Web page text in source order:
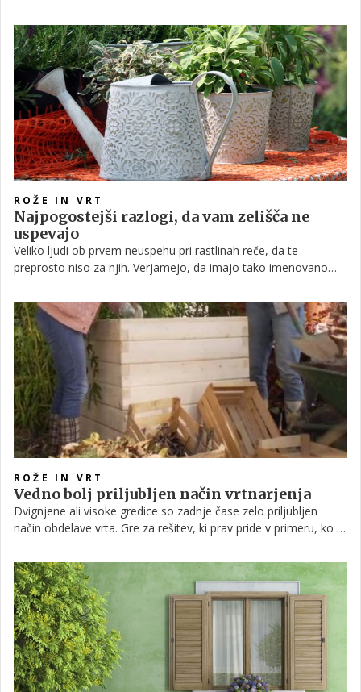
prostor, na primer okensko polico.
ROŽE IN VRT
Najpogostejši razlogi, da vam zelišča ne
uspevajo
Veliko ljudi ob prvem neuspehu pri rastlinah reče, da te
preprosto niso za njih. Verjamejo, da imajo tako imenovano
mnogi radi verjamemo, da so zelo enostavne za vzgojo.
Poglejmo si, zakaj ni tako in kateri dejavniki so tisti, ki
pripomorejo, da zelišča ne uspevajo tako, kot bi lahko.
ROŽE IN VRT
Vedno bolj priljubljen način vrtnarjenja
Dvignjene ali visoke gredice so zadnje čase zelo priljubljen
način obdelave vrta. Gre za rešitev, ki prav pride v primeru, ko je
Če tudi vi razmišljate, da bi vrtnine vzgajali na takšen način, vam
v nadaljevanju ponujamo nekaj napotkov.